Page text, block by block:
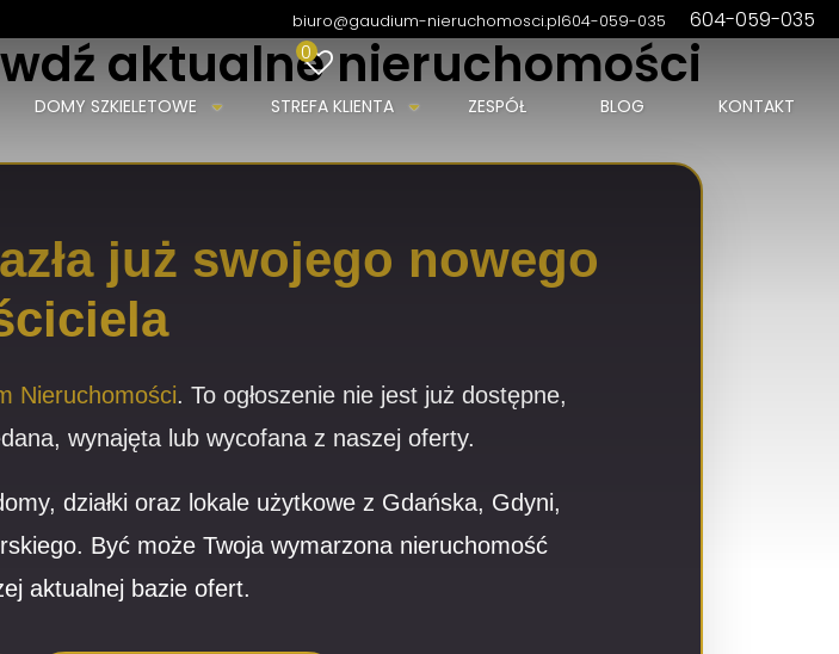
biuro@gaudium-nieruchomosci.pl604-059-035 604-059-035
0
DOMY SZKIELETOWE STREFA KLIENTA ZESPÓŁ BLOG KONTAKT
aktualne nieruchomości
już swojego nowego
Nieruchomości. To ogłoszenie nie jest już dostępne,
wynajęta lub wycofana z naszej oferty.
działki oraz lokale użytkowe z Gdańska, Gdyni,
Być może Twoja wymarzona nieruchomość
aktualnej bazie ofert.